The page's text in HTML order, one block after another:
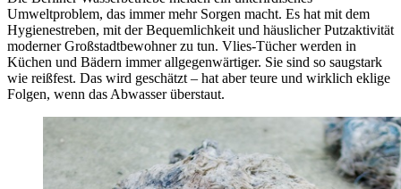
Umweltproblem, das immer mehr Sorgen macht. Es hat mit dem
Hygienestreben, mit der Bequemlichkeit und häuslicher Putzaktivität
moderner Großstadtbewohner zu tun. Vlies-Tücher werden in
Küchen und Bädern immer allgegenwärtiger. Sie sind so saugstark
wie reißfest. Das wird geschätzt – hat aber teure und wirklich eklige
Folgen, wenn das Abwasser überstaut.